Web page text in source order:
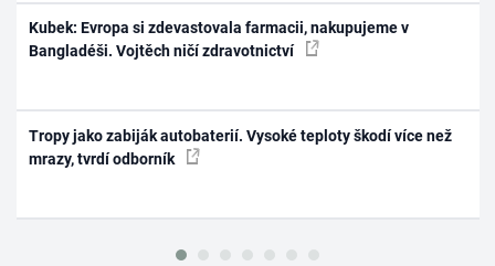
Kubek: Evropa si zdevastovala farmacii, nakupujeme v
Bangladéši. Vojtěch ničí zdravotnictví
Tropy jako zabiják autobaterií. Vysoké teploty škodí více než
mrazy, tvrdí odborník